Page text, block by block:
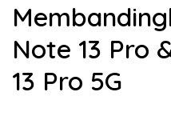
Note 13 Pro
13 Pro 5G